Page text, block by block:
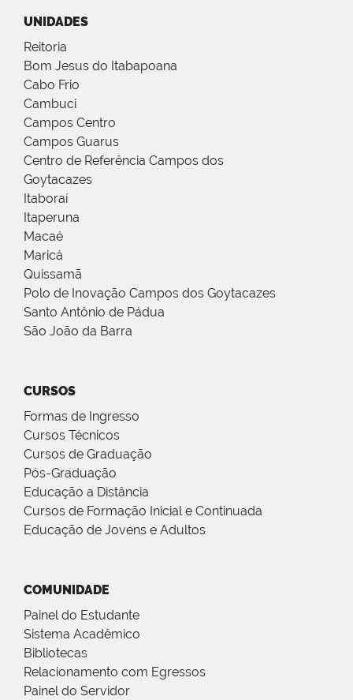
UNIDADES
Reitoria
Bom Jesus do Itabapoana
Cabo Frio
Cambuci
Campos Centro
Campos Guarus
Centro de Referência Campos dos
Goytacazes
Itaboraí
Itaperuna
Macaé
Maricá
Quissamã
Polo de Inovação Campos dos Goytacazes
Santo Antônio de Pádua
São João da Barra
CURSOS
Formas de Ingresso
Cursos Técnicos
Cursos de Graduação
Pós-Graduação
Educação a Distância
Cursos de Formação Inicial e Continuada
Educação de Jovens e Adultos
COMUNIDADE
Painel do Estudante
Sistema Acadêmico
Bibliotecas
Relacionamento com Egressos
Painel do Servidor